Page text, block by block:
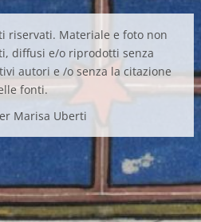
riservati. Materiale e foto non
diffusi e/o riprodotti senza
autori e /o senza la citazione
fonti.
Marisa Uberti